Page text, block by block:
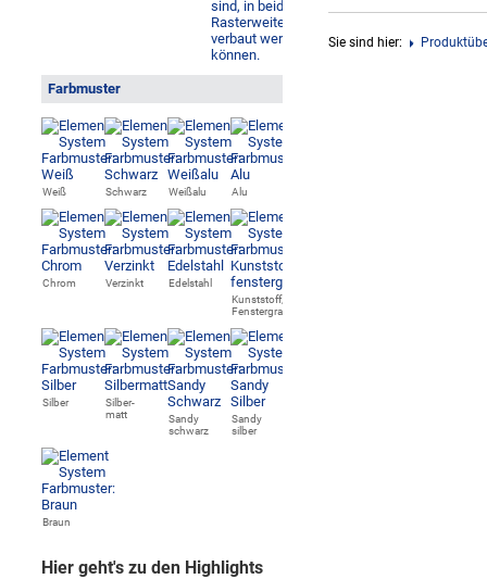
Farbmuster
Weiß Schwarz Weißalu Alu
Chrom Verzinkt
Edelstahl
Kunststoff,
Fenstergrau
Silber
Silber-
matt
Sandy
schwarz
Sandy
silber
Braun
Hier geht's zu den Highlights
Sie sind hier: